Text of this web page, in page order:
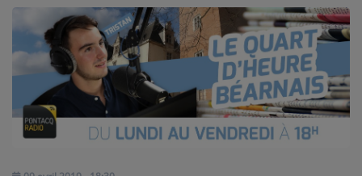
L'ÉQUIPE
GRILLE DES PROGRAMMES
C'ÉTAIT QUOI CE TITRE ?
MÉDIAS